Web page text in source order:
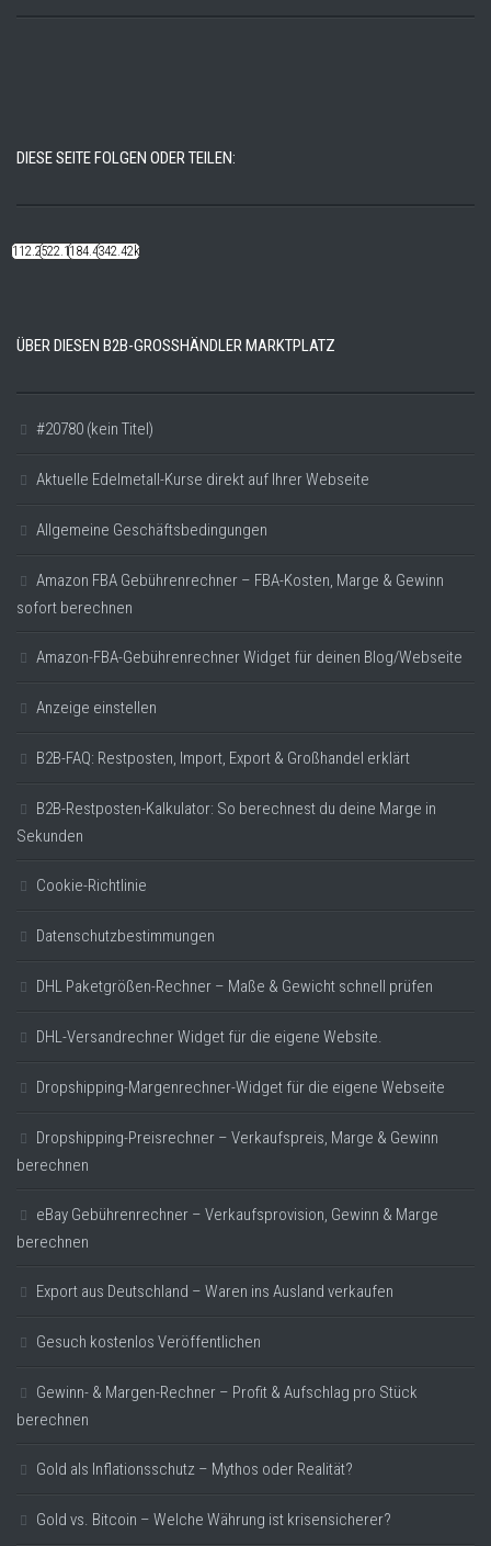
DIESE SEITE FOLGEN ODER TEILEN:
112.22k522.14k184.48k342.42k
ÜBER DIESEN B2B-GROSSHÄNDLER MARKTPLATZ
#20780 (kein Titel)
Aktuelle Edelmetall-Kurse direkt auf Ihrer Webseite
Allgemeine Geschäftsbedingungen
Amazon FBA Gebührenrechner – FBA-Kosten, Marge & Gewinn
sofort berechnen
Amazon-FBA-Gebührenrechner Widget für deinen Blog/Webseite
Anzeige einstellen
B2B-FAQ: Restposten, Import, Export & Großhandel erklärt
B2B-Restposten-Kalkulator: So berechnest du deine Marge in
Sekunden
Cookie-Richtlinie
Datenschutzbestimmungen
DHL Paketgrößen-Rechner – Maße & Gewicht schnell prüfen
DHL-Versandrechner Widget für die eigene Website.
Dropshipping-Margenrechner-Widget für die eigene Webseite
Dropshipping-Preisrechner – Verkaufspreis, Marge & Gewinn
berechnen
eBay Gebührenrechner – Verkaufsprovision, Gewinn & Marge
berechnen
Export aus Deutschland – Waren ins Ausland verkaufen
Gesuch kostenlos Veröffentlichen
Gewinn- & Margen-Rechner – Profit & Aufschlag pro Stück
berechnen
Gold als Inflationsschutz – Mythos oder Realität?
Gold vs. Bitcoin – Welche Währung ist krisensicherer?